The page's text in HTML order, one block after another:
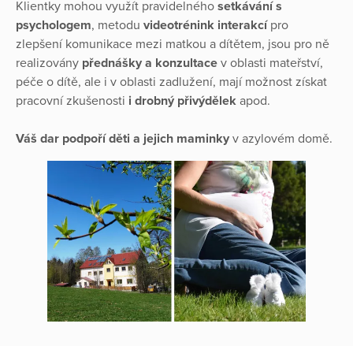
Klientky mohou využít pravidelného setkávání s
psychologem, metodu videotrénink interakcí pro
zlepšení komunikace mezi matkou a dítětem, jsou pro ně
realizovány přednášky a konzultace v oblasti mateřství,
péče o dítě, ale i v oblasti zadlužení, mají možnost získat
pracovní zkušenosti i drobný přivýdělek apod.
Váš dar podpoří děti a jejich maminky v azylovém domě.